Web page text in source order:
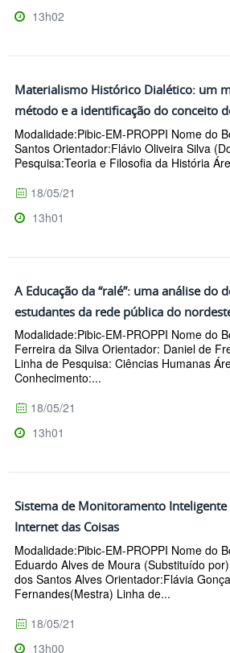
13h02
Materialismo Histórico Dialético: um
método e a identificação do conceito
Modalidade:Pibic-EM-PROPPI Nome do
Santos Orientador:Flávio Oliveira Silva
Pesquisa:Teoria e Filosofia da História
18/05/21
13h01
A Educação da “ralé”: uma análise do
estudantes da rede pública do
Modalidade:Pibic-EM-PROPPI Nome do
Ferreira da Silva Orientador: Daniel de
Linha de Pesquisa: Ciências Humanas
Conhecimento:...
18/05/21
13h01
Sistema de Monitoramento
Internet das Coisas
Modalidade:Pibic-EM-PROPPI Nome do
Eduardo Alves de Moura (Substituído
dos Santos Alves Orientador:Flávia
Fernandes(Mestra) Linha de...
18/05/21
13h00